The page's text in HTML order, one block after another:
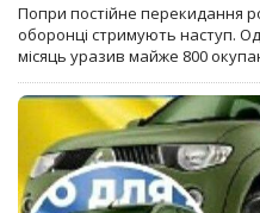
Попри постійне перекидання
оборонці стримують наступ.
місяць уразив майже 800